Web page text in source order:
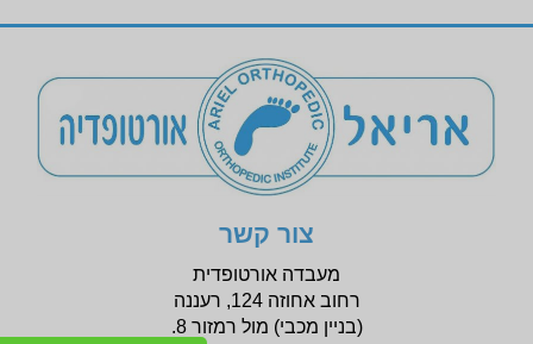
צור קשר
מעבדה אורטופדית
רחוב אחוזה 124, רעננה
(בניין מכבי) מול רמזור 8.